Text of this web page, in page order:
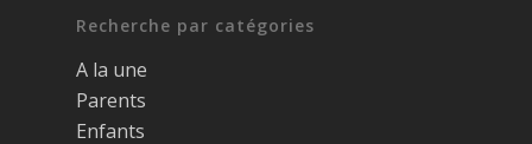
Recherche par catégories
A la une
Parents
Enfants